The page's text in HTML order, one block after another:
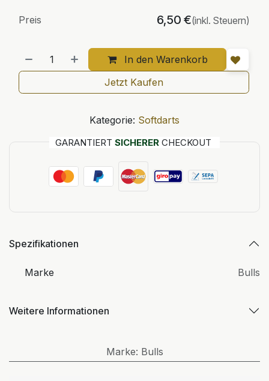
In den Warenkorb
Preis 6,50 €(inkl. Steuern)
Jetzt Kaufen
Kategorie: Softdarts
GARANTIERT SICHERER CHECKOUT
Spezifikationen
Marke Bulls
Weitere Informationen
Marke: Bulls